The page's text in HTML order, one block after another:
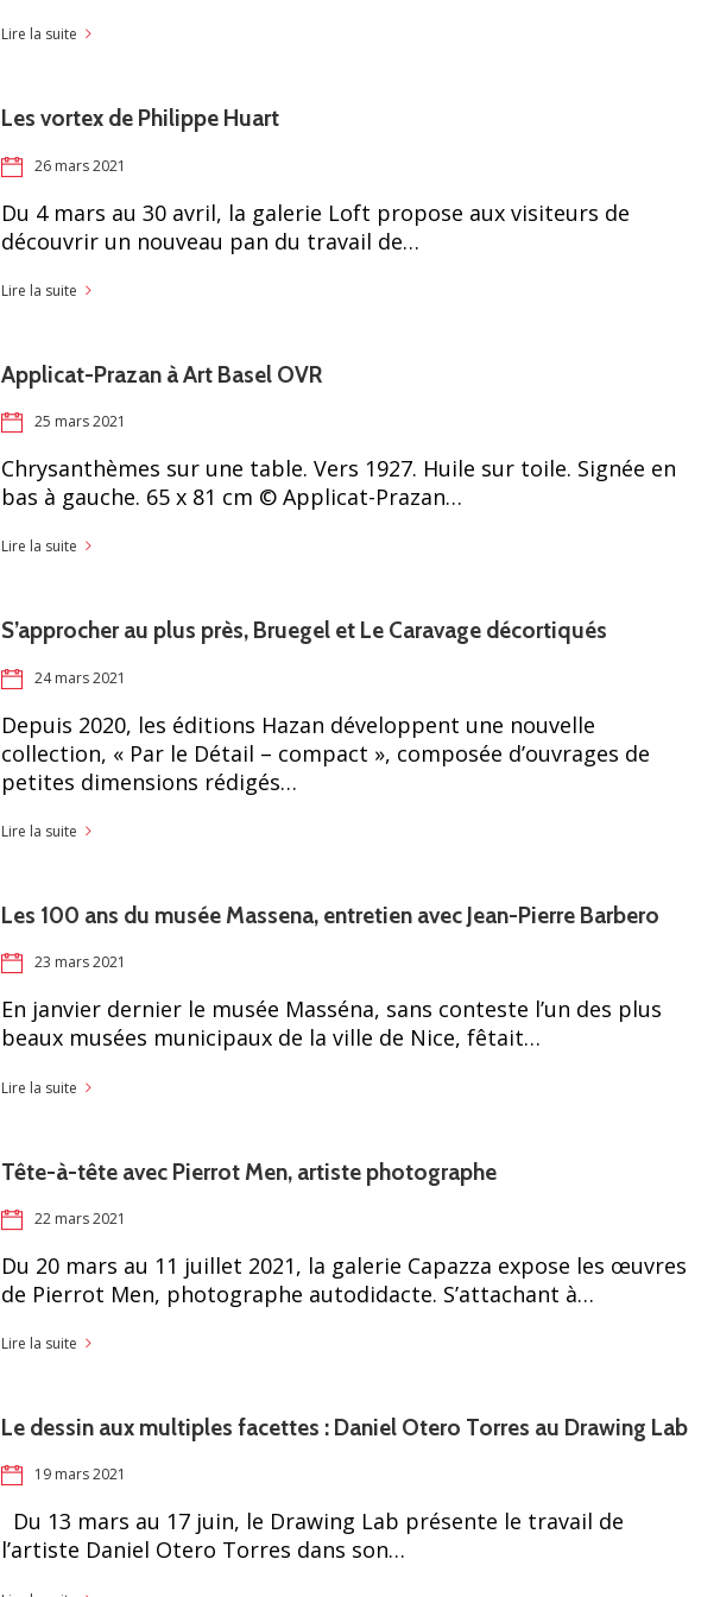
Lire la suite
Les vortex de Philippe Huart
26 mars 2021
Du 4 mars au 30 avril, la galerie Loft propose aux visiteurs de
découvrir un nouveau pan du travail de…
Lire la suite
Applicat-Prazan à Art Basel OVR
25 mars 2021
Chrysanthèmes sur une table. Vers 1927. Huile sur toile. Signée en
bas à gauche. 65 x 81 cm © Applicat-Prazan…
Lire la suite
S’approcher au plus près, Bruegel et Le Caravage décortiqués
24 mars 2021
Depuis 2020, les éditions Hazan développent une nouvelle
collection, « Par le Détail – compact », composée d’ouvrages de
petites dimensions rédigés…
Lire la suite
Les 100 ans du musée Massena, entretien avec Jean-Pierre Barbero
23 mars 2021
En janvier dernier le musée Masséna, sans conteste l’un des plus
beaux musées municipaux de la ville de Nice, fêtait…
Lire la suite
Tête-à-tête avec Pierrot Men, artiste photographe
22 mars 2021
Du 20 mars au 11 juillet 2021, la galerie Capazza expose les œuvres
de Pierrot Men, photographe autodidacte. S’attachant à…
Lire la suite
Le dessin aux multiples facettes : Daniel Otero Torres au Drawing Lab
19 mars 2021
Du 13 mars au 17 juin, le Drawing Lab présente le travail de
l’artiste Daniel Otero Torres dans son…